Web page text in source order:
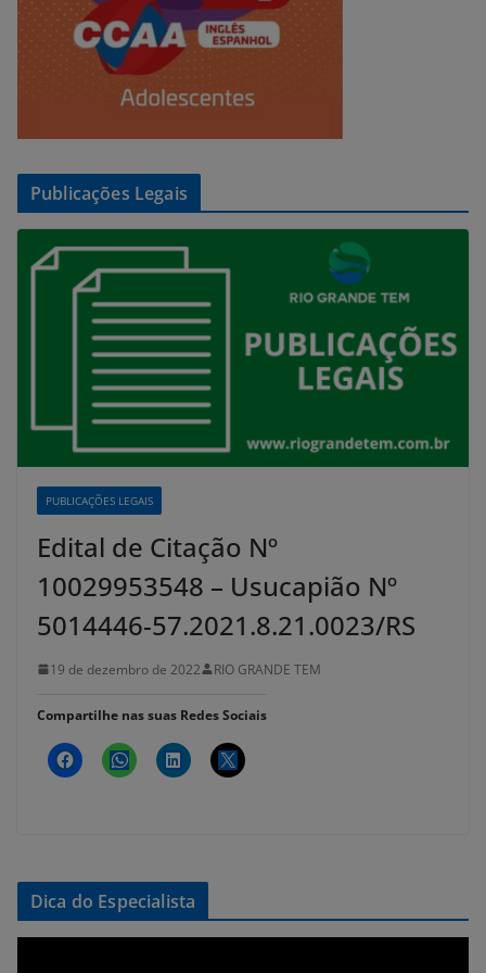
Publicações Legais
PUBLICAÇÕES LEGAIS
Edital de Citação Nº
10029953548 – Usucapião Nº
5014446-57.2021.8.21.0023/RS
19 de dezembro de 2022 RIO GRANDE TEM
Compartilhe nas suas Redes Sociais
Dica do Especialista